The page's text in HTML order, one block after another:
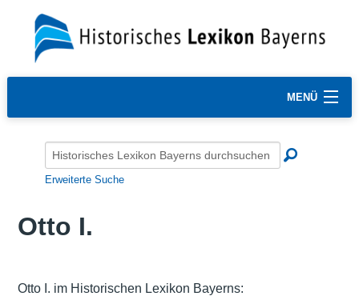
MENÜ
Erweiterte Suche
Otto I.
Otto I. im Historischen Lexikon Bayerns: